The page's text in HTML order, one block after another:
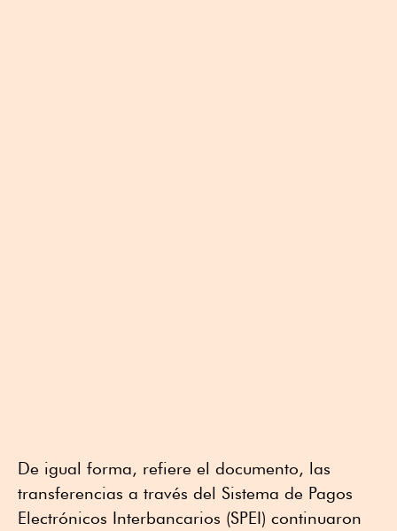
De igual forma, refiere el documento, las
transferencias a través del Sistema de Pagos
Electrónicos Interbancarios (SPEI) continuaron